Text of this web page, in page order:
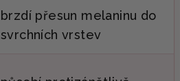
brzdí přesun melaninu do
svrchních vrstev